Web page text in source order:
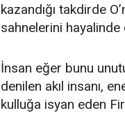
kazandığı takdirde
sahnelerini hayalinde
İnsan eğer bunu
denilen akıl insanı,
kulluğa isyan eden